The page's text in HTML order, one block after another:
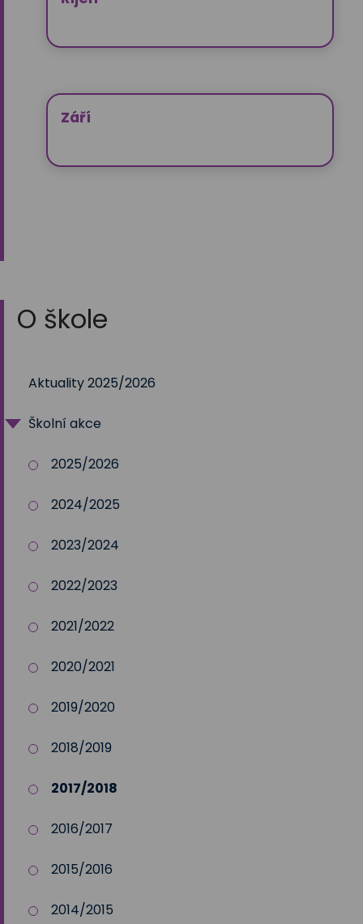
Září
O škole
Aktuality 2025/2026
Školní akce
2025/2026
2024/2025
2023/2024
2022/2023
2021/2022
2020/2021
2019/2020
2018/2019
2017/2018
2016/2017
2015/2016
2014/2015